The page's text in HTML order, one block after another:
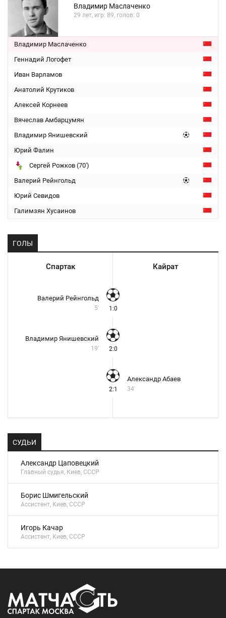
Владимир Маслаченко
29 лет, игр: 89, голов: 0
Владимир Маслаченко
Геннадий Логофет
Иван Варламов
Анатолий Крутиков
Алексей Корнеев
Вячеслав Амбарцумян
Владимир Янишевский
Юрий Фалин
Сергей Рожков (70')
Валерий Рейнгольд
Юрий Севидов
Галимзян Хусаинов
ГОЛЫ
Спартак Кайрат
Валерий Рейнгольд
5' 1:0
Владимир Янишевский
19' 2:0
2:1
Александр Абаев
34'
СУДЬИ
Александр Цаповецкий
Главный судья, Киев, СССР
Борис Шмигельский
Ассистент, Киев, СССР
Игорь Качар
Ассистент, Киев, СССР